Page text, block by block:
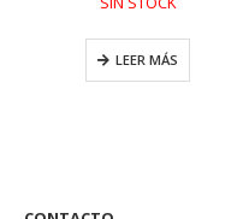
LEER MÁS